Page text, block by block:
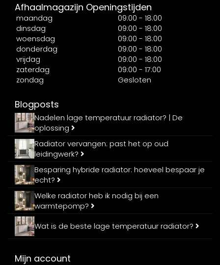
Afhaalmagazijn Openingstijden
maandag
09:00 - 18:00
dinsdag
09:00 - 18:00
woensdag
09:00 - 18:00
donderdag
09:00 - 18:00
vrijdag
09:00 - 18:00
zaterdag
09:00 - 17:00
zondag
Gesloten
Blogposts
Nadelen lage temperatuur radiator? | De
oplossing
Radiator vervangen: past het op oud
leidingwerk?
Besparing hybride radiator: hoeveel bespaar je
echt?
Welke radiator heb ik nodig bij een
warmtepomp?
Wat is de beste lage temperatuur radiator?
Mijn account